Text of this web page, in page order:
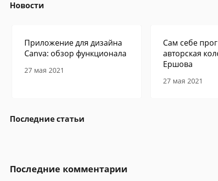
Новости
Приложение для дизайна
Canva: обзор функционала
27 мая 2021
Сам себе
авторская
Ершова
27 мая 2021
Последние статьи
Последние комментарии